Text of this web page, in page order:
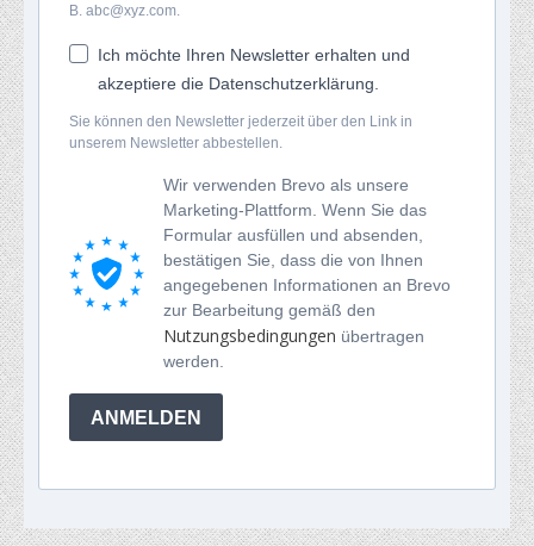
B. abc@xyz.com.
Ich möchte Ihren Newsletter erhalten und
akzeptiere die Datenschutzerklärung.
Sie können den Newsletter jederzeit über den Link in
unserem Newsletter abbestellen.
Wir verwenden Brevo als unsere
Marketing-Plattform. Wenn Sie das
Formular ausfüllen und absenden,
bestätigen Sie, dass die von Ihnen
angegebenen Informationen an Brevo
zur Bearbeitung gemäß den
Nutzungsbedingungen übertragen
werden.
ANMELDEN